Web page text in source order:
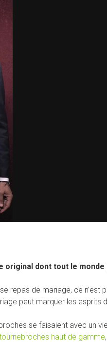
original dont tout le
repas de mariage, ce
peut marquer les esprits
se faisaient avec un
haut de gamme